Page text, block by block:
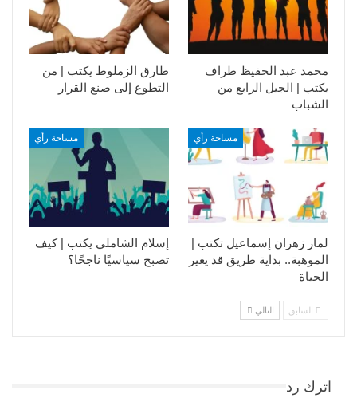
طارق الزملوط يكتب | من
التطوع إلى صنع القرار
محمد عبد الحفيظ طراف
يكتب | الجيل الرابع من
الشباب
مساحة رأي
إسلام الشاملي يكتب | كيف
تصبح سياسيًا ناجحًا؟
مساحة رأي
لمار زهران إسماعيل تكتب |
الموهبة.. بداية طريق قد يغير
الحياة
السابق التالي
اترك رد